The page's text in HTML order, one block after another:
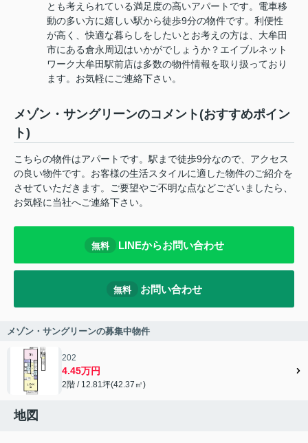
とも考えられている満足度の高いアパートです。電車移
動の多い方に嬉しい駅から徒歩9分の物件です。利便性
が高く、快適な暮らしをしたいとお考えの方は、大牟田
市にある倉永周辺はいかがでしょうか？エイブルネット
ワーク大牟田駅前店は多数の物件情報を取り扱っており
ます。お気軽にご連絡下さい。
メゾン・サングリーンのコメント(おすすめポイン
ト)
こちらの物件はアパートです。駅まで徒歩9分なので、アクセス
の良い物件です。お客様の生活スタイルに適した物件のご紹介を
させていただきます。ご要望やご不明な点などございましたら、
お気軽に当社へご連絡下さい。
無料 LINEからお問い合わせ
無料 お問い合わせ
メゾン・サングリーンの募集中物件
202
4.45万円
2階 / 12.81坪(42.37㎡)
地図